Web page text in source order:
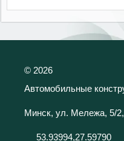
© 2026
Автомобильные
Минск, ул. Мележа, 5/
53.93994,27.59790